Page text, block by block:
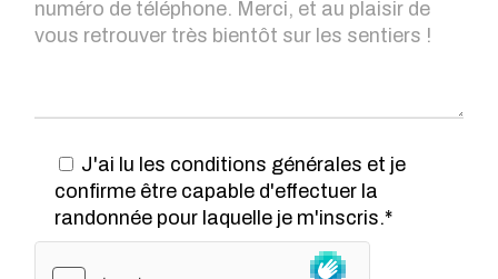
J'ai lu les conditions générales et je
confirme être capable d'effectuer la
randonnée pour laquelle je m'inscris.*